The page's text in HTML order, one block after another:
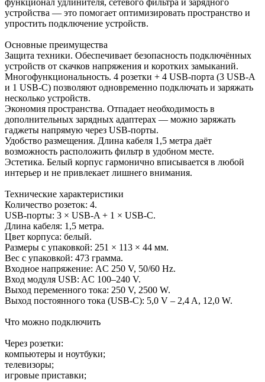
устройства — это помогает оптимизировать пространство и
упростить подключение устройств.
Основные преимущества
Защита техники. Обеспечивает безопасность подключённых
устройств от скачков напряжения и коротких замыканий.
Многофункциональность. 4 розетки + 4 USB‑порта (3 USB‑A
и 1 USB‑C) позволяют одновременно подключать и заряжать
несколько устройств.
Экономия пространства. Отпадает необходимость в
дополнительных зарядных адаптерах — можно заряжать
гаджеты напрямую через USB‑порты.
Удобство размещения. Длина кабеля 1,5 метра даёт
возможность расположить фильтр в удобном месте.
Эстетика. Белый корпус гармонично вписывается в любой
интерьер и не привлекает лишнего внимания.
Технические характеристики
Количество розеток: 4.
USB‑порты: 3 × USB‑A + 1 × USB‑C.
Длина кабеля: 1,5 метра.
Цвет корпуса: белый.
Размеры с упаковкой: 251 × 113 × 44 мм.
Вес с упаковкой: 473 грамма.
Входное напряжение: AC 250 V, 50/60 Hz.
Вход модуля USB: AC 100–240 V.
Выход переменного тока: 250 V, 2500 W.
Выход постоянного тока (USB‑C): 5,0 V – 2,4 A, 12,0 W.
Что можно подключить
Через розетки:
компьютеры и ноутбуки;
телевизоры;
игровые приставки;